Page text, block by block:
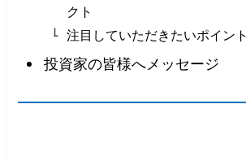
クト
注目していただきたいポイント
投資家の皆様へメッセージ